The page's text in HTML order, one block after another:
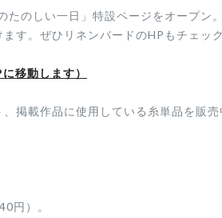
たのしい一日」特設ページをオープン
す。ぜひリネンバードのHPもチェッ
移動します）
掲載作品に使用している糸単品を販売
円）。